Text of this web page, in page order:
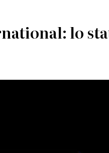
lo